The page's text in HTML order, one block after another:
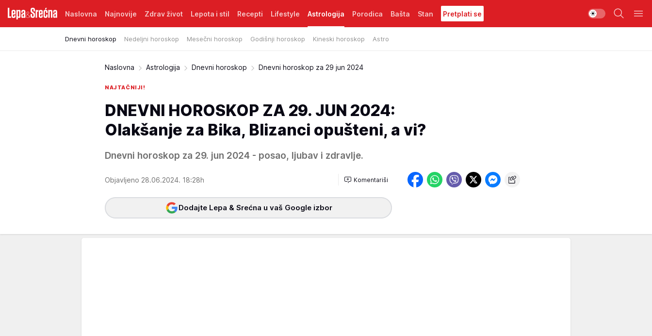
Naslovna Najnovije Zdrav život Lepota i stil Recepti Lifestyle Astrologija
Dnevni horoskop Nedeljni horoskop Mesečni horoskop Godišnji horoskop Kineski horoskop Astro
Porodica Bašta Stan Pretplati se
Naslovna Astrologija Dnevni horoskop Dnevni horoskop za 29 jun 2024
NAJTAČNIJI!
DNEVNI HOROSKOP ZA 29. JUN 2024:
Olakšanje za Bika, Blizanci opušteni, a vi?
Dnevni horoskop za 29. jun 2024 - posao, ljubav i zdravlje.
Objavljeno 28.06.2024. 18:28h Komentariši
Dodajte Lepa & Srećna u vaš Google izbor